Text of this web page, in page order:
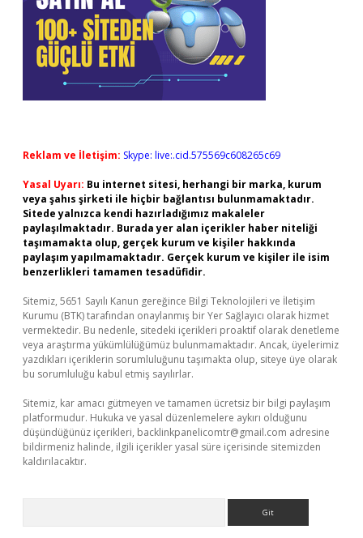
Reklam ve İletişim: Skype: live:.cid.575569c608265c69
Yasal Uyarı: Bu internet sitesi, herhangi bir marka, kurum
veya şahıs şirketi ile hiçbir bağlantısı bulunmamaktadır.
Sitede yalnızca kendi hazırladığımız makaleler
paylaşılmaktadır. Burada yer alan içerikler haber niteliği
taşımamakta olup, gerçek kurum ve kişiler hakkında
paylaşım yapılmamaktadır. Gerçek kurum ve kişiler ile isim
benzerlikleri tamamen tesadüfidir.
Sitemiz, 5651 Sayılı Kanun gereğince Bilgi Teknolojileri ve İletişim
Kurumu (BTK) tarafından onaylanmış bir Yer Sağlayıcı olarak hizmet
vermektedir. Bu nedenle, sitedeki içerikleri proaktif olarak denetleme
veya araştırma yükümlülüğümüz bulunmamaktadır. Ancak, üyelerimiz
yazdıkları içeriklerin sorumluluğunu taşımakta olup, siteye üye olarak
bu sorumluluğu kabul etmiş sayılırlar.
Sitemiz, kar amacı gütmeyen ve tamamen ücretsiz bir bilgi paylaşım
platformudur. Hukuka ve yasal düzenlemelere aykırı olduğunu
düşündüğünüz içerikleri, backlinkpanelicomtr@gmail.com adresine
bildirmeniz halinde, ilgili içerikler yasal süre içerisinde sitemizden
kaldırılacaktır.